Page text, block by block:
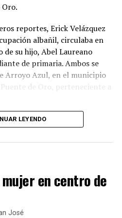
reportes, Erick Velázquez
albañil, circulaba en
su hijo, Abel Laureano
de primaria. Ambos se
Arroyo Azul, en el municipio
de Oro, perteneciente a
presuntamente, un
que ambos cayeran
de los cuerpos de
atención prehospitalaria
a un hospital para su
LEYENDO
en centro de
José